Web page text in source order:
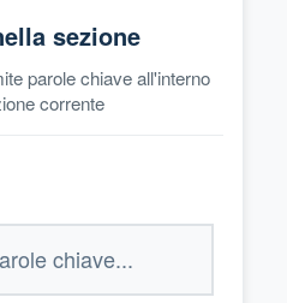
sezione
parole chiave all'interno
corrente